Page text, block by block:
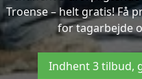
Troense – helt gratis! Få
for tagarbejde
Indhent 3 tilbud,